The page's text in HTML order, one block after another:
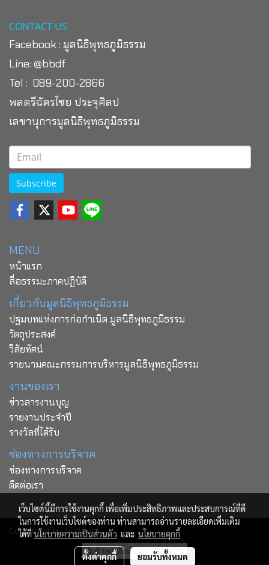
CONTACT US
Facebook : มูลนิธิพุทธภูมิธรรม
Line: @bbdf
Tel : 089-200-2866
พลตรีฉัตรไชย ประจุศิลป
เลขานุการมูลนิธิพุทธภูมิธรรม
Subscribe
MENU
หน้าแรก
สื่อธรรมะภาคปฏิบัติ
เกี่ยวกับมูลนิธิพุทธภูมิธรรม
ปฐมบทแห่งการก่อกำเนิด มูลนิธิพุทธภูมิธรรม
วัตถุประสงค์
วิสัยทัศน์
รายนามคณะกรรมการบริหารมูลนิธิพุทธภูมิธรรม
งานของเรา
ข่าวสารงานบุญ
รายงานประจำปี
รางวัลที่ได้รับ
ช่องทางการบริจาค
ช่องทางการบริจาค
ติดต่อเรา
Copy right by bbdf.org
ผู้เข้าชมทั้งหมด
763,829
เว็บไซต์นี้มีการใช้งานคุกกี้ เพื่อเพิ่มประสิทธิภาพและประสบการณ์ที่ดี
ในการใช้งานเว็บไซต์ของท่าน ท่านสามารถอ่านรายละเอียดเพิ่มเติม
ได้ที่นโยบายความเป็นส่วนตัว และ นโยบายคุกกี้
ตั้งค่าคุกกี้ ยอมรับทั้งหมด